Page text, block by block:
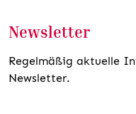
Newsletter
Regelmäßig aktuelle
Newsletter.